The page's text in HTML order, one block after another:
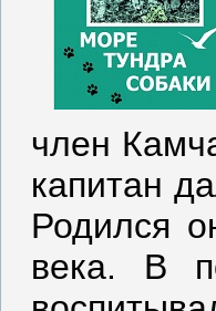
член
капитан
Родился
века. В